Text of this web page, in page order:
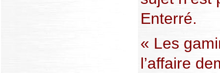
Enterré.
« Les
l’affaire